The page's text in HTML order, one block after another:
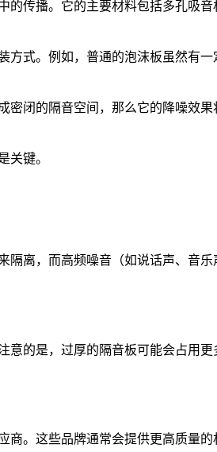
传播。它的主要材料包括多孔吸音
式。例如，普通的泡沫板虽然有
闭的隔音空间，那么它的降噪效
关键。
离，而高频噪音（如说话声、音
的是，过厚的隔音板可能会占用
。这些品牌通常会提供更高质量